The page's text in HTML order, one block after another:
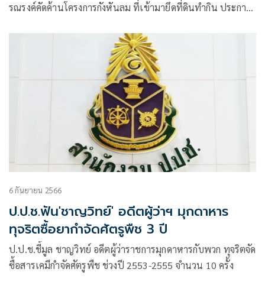
รณรงค์คัดค้านโครงการกังหันลม ที่เข้ามายึดที่ดินทำกิน ประกาศ
ต่อสู้ นโยบายทวงคืนผืนป่า – เหมืองแร่หินทราย
6 กันยายน 2566
ป.ป.ช.ฟัน'ชาญวิทย์' อดีตผู้ว่าฯ มุกดาหาร
ทุจริตซื้อยากำจัดศัตรูพืช 3 ปี
ป.ป.ช.ชี้มูล ชาญวิทย์ อดีตผู้ว่าราชการมุกดาหารกับพวก ทุจริตจัด
ซื้อสารเคมีกำจัดศัตรูพืช ช่วงปี 2553-2555 จำนวน 10 ครั้ง